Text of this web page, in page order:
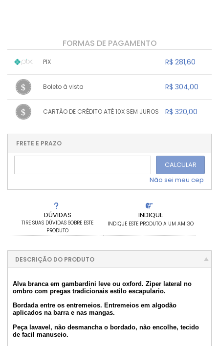
DÚVIDAS
TIRE SUAS DÚVIDAS SOBRE ESTE
PRODUTO
INDIQUE
INDIQUE ESTE PRODUTO A UM AMIGO
FORMAS DE PAGAMENTO
PIX R$ 281,60
.
Boleto à vista R$ 304,00
.
CARTÃO DE CRÉDITO ATÉ 10X SEM JUROS R$ 320,00
...
....
FRETE E PRAZO
CALCULAR
Não sei meu cep
DESCRIÇÃO DO PRODUTO
Alva branca em gambardini leve ou oxford. Ziper lateral no
ombro com pregas tradicionais estilo escapulario.
Bordada entre os entremeios. Entremeios em algodão
aplicados na barra e nas mangas.
Peça lavavel, não desmancha o bordado, não encolhe, tecido
de facil manuseio.